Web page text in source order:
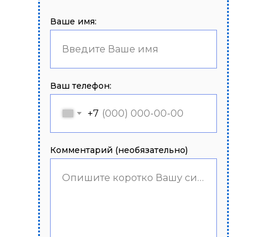
Ваше имя:
Введите Ваше имя
Ваш телефон:
+7
Комментарий (необязательно)
Опишите коротко Вашу ситуацию